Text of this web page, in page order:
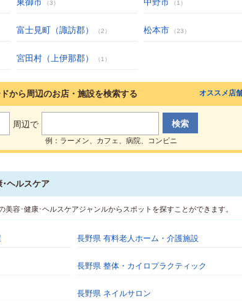
（3） （1）
富士見町（諏訪郡） （2） 松本市 （23）
宮田村（上伊那郡） （1）
から周辺のお店・施設を検索する
周辺で
例：ラーメン、カフェ、病院、コンビニ
オススメ店
ヘルスケア
美容･健康･ヘルスケアジャンルからスポットを探すことができます。
長野県 有料老人ホーム・介護施設
長野県 整体・カイロプラクティック
長野県 ネイルサロン